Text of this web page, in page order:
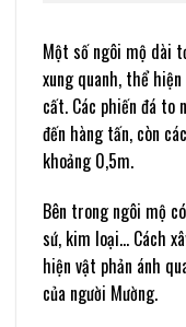
Một số ngôi mộ dài
xung quanh, thể
cất. Các phiến đá to
đến hàng tấn, còn
khoảng 0,5m.
Bên trong ngôi mộ
sứ, kim loại… Cách
hiện vật phản ánh
của người Mường.